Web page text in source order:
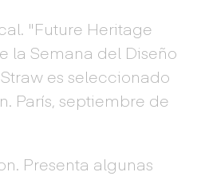
"Future Heritage
la Semana del Diseño
es seleccionado
París, septiembre de
Presenta algunas